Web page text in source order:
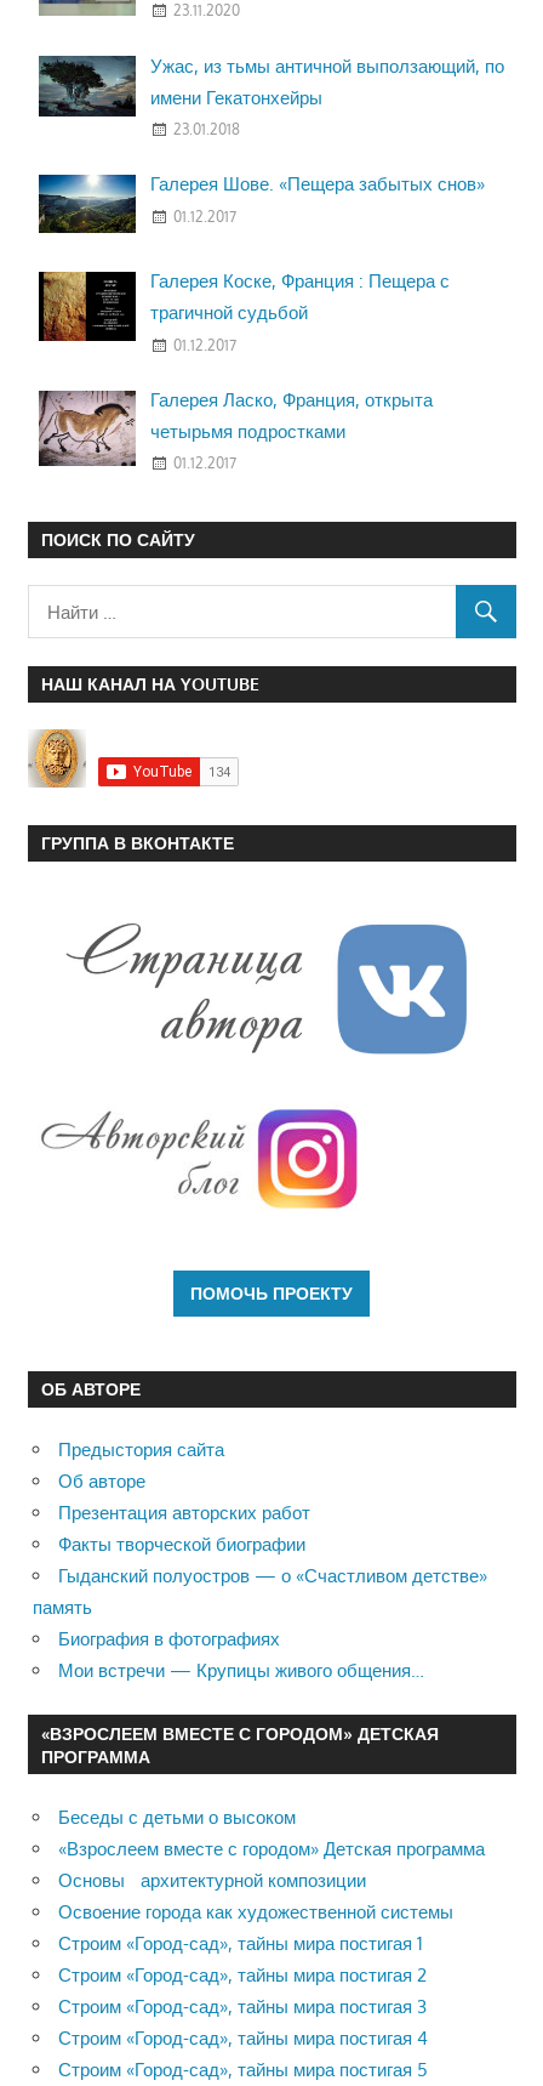
23.11.2020
Ужас, из тьмы античной выползающий, по
имени Гекатонхейры
23.01.2018
Галерея Шове. «Пещера забытых снов»
01.12.2017
Галерея Коске, Франция : Пещера с
трагичной судьбой
01.12.2017
Галерея Ласко, Франция, открыта
четырьмя подростками
01.12.2017
ПОИСК ПО САЙТУ
НАШ КАНАЛ НА YOUTUBE
ГРУППА В ВКОНТАКТЕ
ОБ АВТОРЕ
Предыстория сайта
Об авторе
Презентация авторских работ
Факты творческой биографии
Гыданский полуостров — о «Счастливом детстве»
память
Биография в фотографиях
Мои встречи — Крупицы живого общения…
«ВЗРОСЛЕЕМ ВМЕСТЕ С ГОРОДОМ» ДЕТСКАЯ
ПРОГРАММА
Беседы с детьми о высоком
«Взрослеем вместе с городом» Детская программа
Основы архитектурной композиции
Освоение города как художественной системы
Строим «Город-сад», тайны мира постигая 1
Строим «Город-сад», тайны мира постигая 2
Строим «Город-сад», тайны мира постигая 3
Строим «Город-сад», тайны мира постигая 4
Строим «Город-сад», тайны мира постигая 5